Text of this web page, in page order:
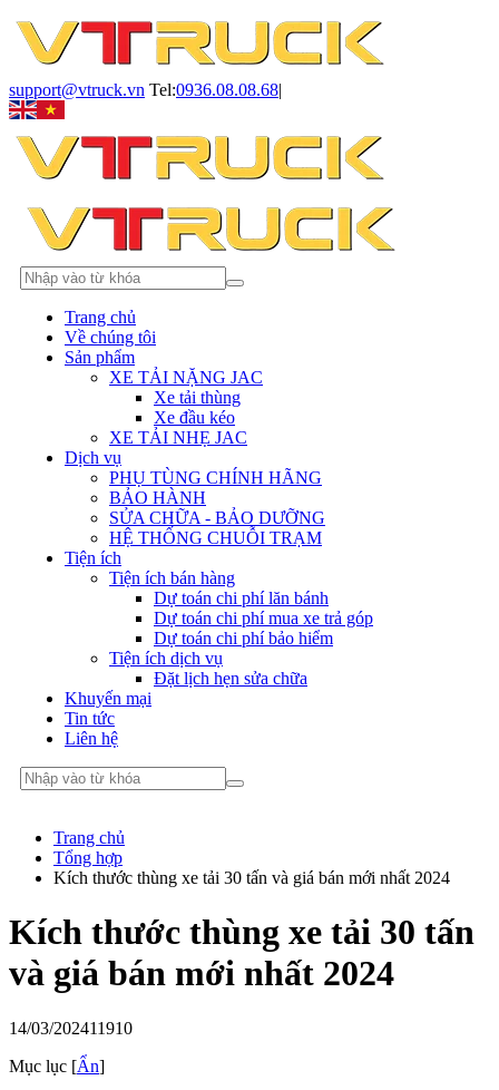
support@vtruck.vn Tel:0936.08.08.68|
Trang chủ
Về chúng tôi
Sản phẩm
XE TẢI NẶNG JAC
Xe tải thùng
Xe đầu kéo
XE TẢI NHẸ JAC
Dịch vụ
PHỤ TÙNG CHÍNH HÃNG
BẢO HÀNH
SỬA CHỮA - BẢO DƯỠNG
HỆ THỐNG CHUỖI TRẠM
Tiện ích
Tiện ích bán hàng
Dự toán chi phí lăn bánh
Dự toán chi phí mua xe trả góp
Dự toán chi phí bảo hiểm
Tiện ích dịch vụ
Đặt lịch hẹn sửa chữa
Khuyến mại
Tin tức
Liên hệ
Trang chủ
Tổng hợp
Kích thước thùng xe tải 30 tấn và giá bán mới nhất 2024
Kích thước thùng xe tải 30 tấn
và giá bán mới nhất 2024
14/03/202411910
Mục lục [Ẩn]